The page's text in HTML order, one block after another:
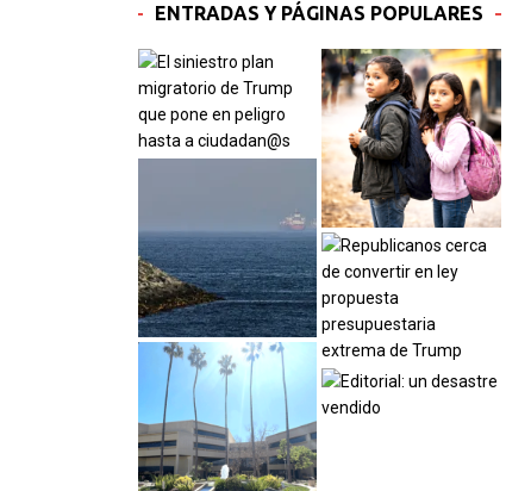
ENTRADAS Y PÁGINAS POPULARES